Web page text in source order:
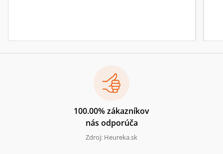
100.00% zákazníkov
nás odporúča
Zdroj: Heureka.sk